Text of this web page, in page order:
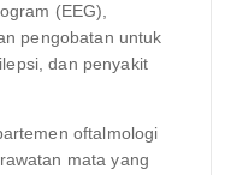
(EEG),
pengobatan untuk
dan penyakit
oftalmologi
mata yang